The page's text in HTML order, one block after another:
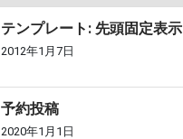
テンプレート: 先頭固定表示
2012年1月7日
予約投稿
2020年1月1日